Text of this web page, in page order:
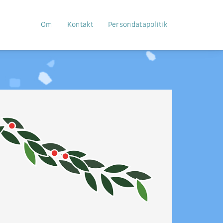
Om Kontakt Persondatapolitik